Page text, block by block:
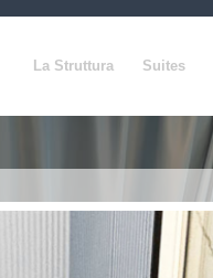
La Struttura Suites